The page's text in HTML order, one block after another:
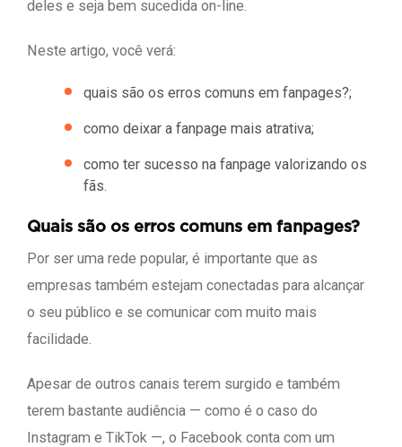
deles e seja bem sucedida on-line.
Neste artigo, você verá:
quais são os erros comuns em fanpages?;
como deixar a fanpage mais atrativa;
como ter sucesso na fanpage valorizando os
fãs.
Quais são os erros comuns em fanpages?
Por ser uma rede popular, é importante que as
empresas também estejam conectadas para alcançar
o seu público e se comunicar com muito mais
facilidade.
Apesar de outros canais terem surgido e também
terem bastante audiência — como é o caso do
Instagram e TikTok —, o Facebook conta com um